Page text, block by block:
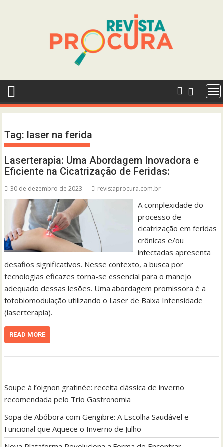
Tag: laser na ferida
Laserterapia: Uma Abordagem Inovadora e
Eficiente na Cicatrização de Feridas:
30 de dezembro de 2023 revistaprocura.com.br
A complexidade do
processo de
cicatrização em feridas
crônicas e/ou
infectadas apresenta
desafios significativos. Nesse contexto, a busca por
tecnologias eficazes torna-se essencial para o manejo
adequado dessas lesões. Uma abordagem promissora é a
fotobiomodulação utilizando o Laser de Baixa Intensidade
(laserterapia).
READ MORE
Soupe à l’oignon gratinée: receita clássica de inverno
recomendada pelo Trio Gastronomia
Sopa de Abóbora com Gengibre: A Escolha Saudável e
Funcional que Aquece o Inverno de Julho